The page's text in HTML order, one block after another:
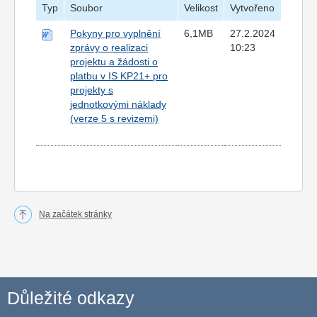
Typ Soubor Velikost Vytvořeno
Pokyny pro vyplnění
zprávy o realizaci
projektu a žádosti o
platbu v IS KP21+ pro
projekty s
jednotkovými náklady
(verze 5 s revizemi)
6,1MB
27.2.2024
10:23
Na začátek stránky
Důležité odkazy